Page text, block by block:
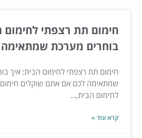
חימום תת רצפתי לחימום
בוחרים מערכת
חימום תת רצפתי לחימום הבית: איך
שמתאימה לכם אם אתם שוקלים
לחימום הבית,...
קרא עוד »